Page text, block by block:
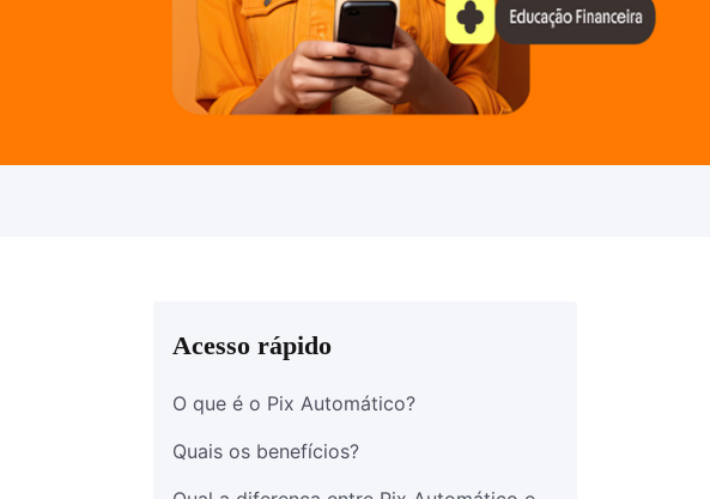
Acesso rápido
O que é o Pix Automático?
Quais os benefícios?